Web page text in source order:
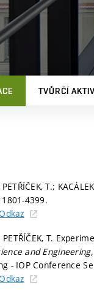
TVŮRČÍ
PETŘÍČEK, T.;
1801-4399.
PETŘÍČEK, T.
and
- IOP Conference